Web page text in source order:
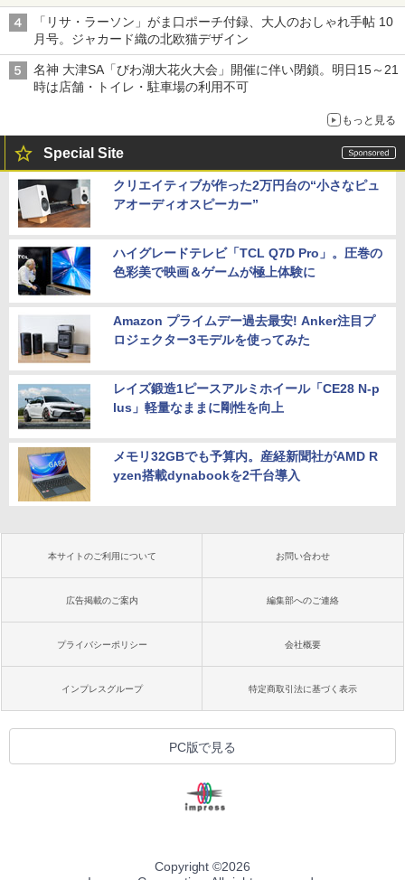
「リサ・ラーソン」がま口ポーチ付録、大人のおしゃれ手帖 10
月号。ジャカード織の北欧猫デザイン
名神 大津SA「びわ湖大花火大会」開催に伴い閉鎖。明日15～21
時は店舗・トイレ・駐車場の利用不可
もっと見る
Special Site
クリエイティブが作った2万円台の“小さなピュ
アオーディオスピーカー”
ハイグレードテレビ「TCL Q7D Pro」。圧巻の
色彩美で映画＆ゲームが極上体験に
Amazon プライムデー過去最安! Anker注目プ
ロジェクター3モデルを使ってみた
レイズ鍛造1ピースアルミホイール「CE28 N-p
lus」軽量なままに剛性を向上
メモリ32GBでも予算内。産経新聞社がAMD R
yzen搭載dynabookを2千台導入
本サイトのご利用について お問い合わせ
広告掲載のご案内 編集部へのご連絡
プライバシーポリシー 会社概要
インプレスグループ 特定商取引法に基づく表示
PC版で見る
Copyright ©2026